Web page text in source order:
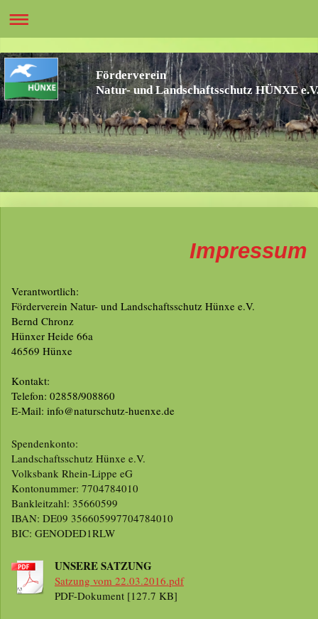
Förderverein
Natur- und Landschaftsschutz HÜNXE
Impressum
Verantwortlich:
Förderverein Natur- und Landschaftsschutz Hünxe e.V.
Bernd Chronz
Hünxer Heide 66a
46569 Hünxe
Kontakt:
Telefon: 02858/908860
E-Mail: info@naturschutz-huenxe.de
Spendenkonto:
Landschaftsschutz Hünxe e.V.
Volksbank Rhein-Lippe eG
Kontonummer: 7704784010
Bankleitzahl: 35660599
IBAN: DE09 356605997704784010
BIC: GENODED1RLW
UNSERE SATZUNG
Satzung vom 22.03.2016.pdf
PDF-Dokument [127.7 KB]